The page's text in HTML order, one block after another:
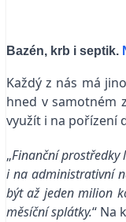
Bazén, krb i septik.
Každý z nás má
hned v samotném
využít i na pořízení
„Finanční prostředky
i na administrativní
být až jeden milion
měsíční splátky.“ Na